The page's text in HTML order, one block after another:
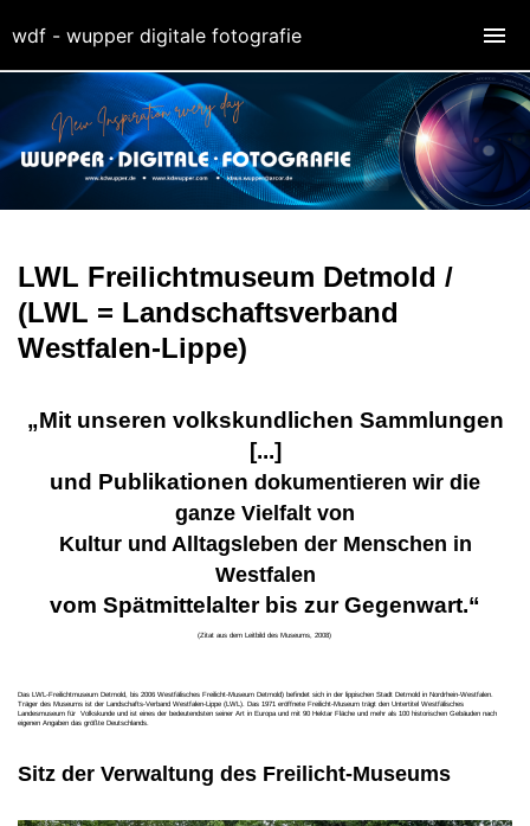
LWL Freilichtmuseum Detmold /
(LWL = Landschaftsverband
Westfalen-Lippe)
„Mit unseren volkskundlichen Sammlungen
[...]
und Publikationen dokumentieren wir die
ganze Vielfalt von
Kultur und Alltagsleben der Menschen in
Westfalen
vom Spätmittelalter bis zur Gegenwart.“
(Zitat aus dem Leitbild des Museums, 2008)
Das LWL-Freilichtmuseum Detmold, bis 2006 Westfälisches Freilicht-Museum Detmold) befindet sich in der lippischen Stadt Detmold in Nordrhein-Westfalen.
Träger des Museums ist der Landschafts-Verband Westfalen-Lippe (LWL). Das 1971 eröffnete Freilicht-Museum trägt den Untertitel Westfälisches
Landesmuseum für Volkskunde und ist eines der bedeutendsten seiner Art in Europa und mit 90 Hektar Fläche und mehr als 100 historischen Gebäuden nach
eigenen Angaben das größte Deutschlands.
Sitz der Verwaltung des Freilicht-Museums
wdf - wupper digitale fotografie